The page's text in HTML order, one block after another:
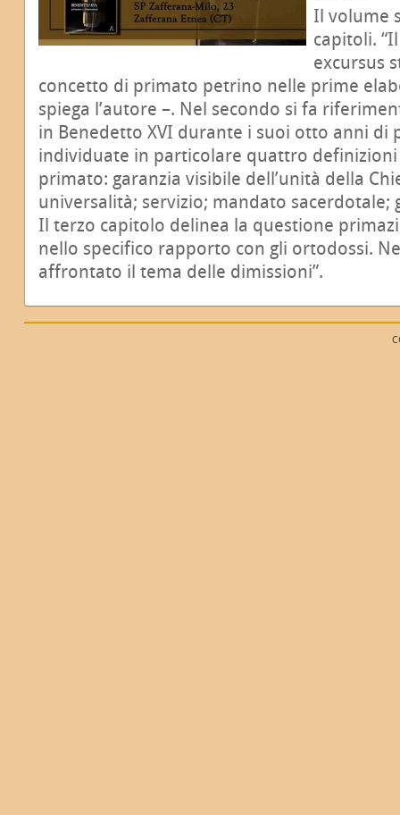
Il volume
capitoli.
excursus
concetto di primato petrino nelle prime
spiega l’autore –. Nel secondo si fa
in Benedetto XVI durante i suoi otto anni di
individuate in particolare quattro
primato: garanzia visibile dell’unità della
universalità; servizio; mandato sacerdotale;
Il terzo capitolo delinea la questione
nello specifico rapporto con gli ortodossi.
affrontato il tema delle dimissioni”.